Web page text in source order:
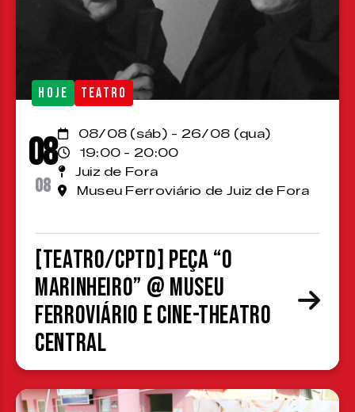
HOJE TEATRO
08
08
08/08 (sáb) - 26/08 (qua)
19:00 - 20:00
Juiz de Fora
Museu Ferroviário de Juiz de Fora
[TEATRO/CPTD] Peça “O
Marinheiro” @ Museu
Ferroviário e Cine-Theatro
Central